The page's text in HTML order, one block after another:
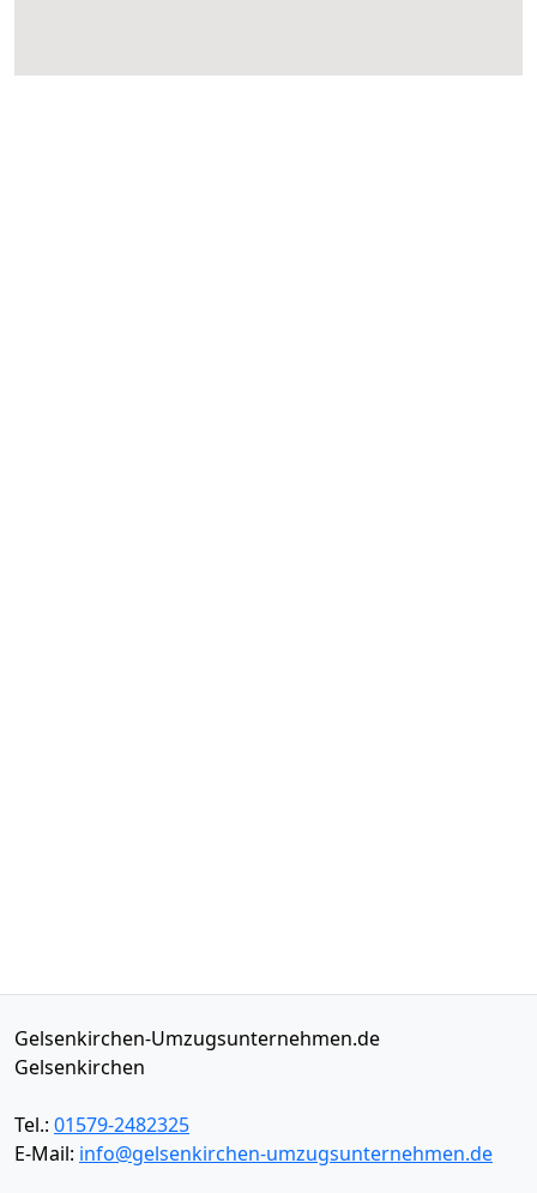
Gelsenkirchen-Umzugsunternehmen.de
Gelsenkirchen
Tel.: 01579-2482325
E-Mail: info@gelsenkirchen-umzugsunternehmen.de